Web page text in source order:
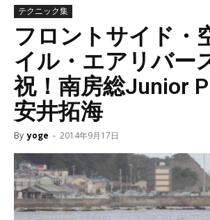
テクニック集
フロントサイド・
イル・エアリバー
祝！南房総Junior
安井拓海
By yoge - 2014年9月17日